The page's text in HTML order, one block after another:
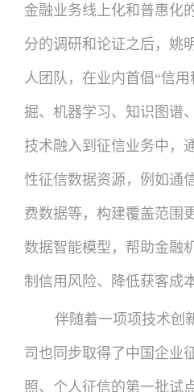
金融业务线上化和普惠化
分的调研和论证之后，姚
人团队，在业内首倡“信
掘、机器学习、知识图谱
技术融入到征信业务中，
性征信数据资源，例如通
费数据等，构建覆盖范围
数据智能模型，帮助金融
制信用风险、降低获客成
伴随着一项项技术创
司也同步取得了中国企业
照、个人征信的第一批试